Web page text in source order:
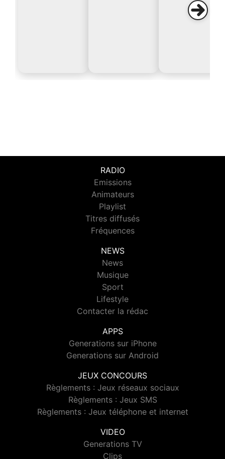
RADIO
Emissions
Animateurs
Playlist
Titres diffusés
Fréquences
NEWS
News
Musique
Sport
Lifestyle
Contacter la rédac
APPS
Generations sur iPhone
Generations sur Android
JEUX CONCOURS
Règlements : Jeux réseaux sociaux
Règlements : Jeux SMS
Règlements : Jeux téléphone et internet
VIDEO
Generations TV
Clips